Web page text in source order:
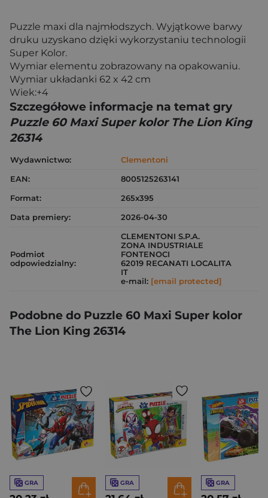
Puzzle maxi dla najmłodszych. Wyjątkowe barwy
druku uzyskano dzięki wykorzystaniu technologii
Super Kolor.
Wymiar elementu zobrazowany na opakowaniu.
Wymiar układanki 62 x 42 cm
Wiek:+4
Szczegółowe informacje na temat gry
Puzzle 60 Maxi Super kolor The Lion King
26314
Wydawnictwo:
Clementoni
EAN:
8005125263141
Format:
265x395
Data premiery:
2026-04-30
Podmiot
odpowiedzialny:
CLEMENTONI S.P.A.
ZONA INDUSTRIALE
FONTENOCI
62019 RECANATI LOCALITA
IT
e-mail: [email protected]
Podobne do Puzzle 60 Maxi Super kolor
The Lion King 26314
GRA GRA GRA